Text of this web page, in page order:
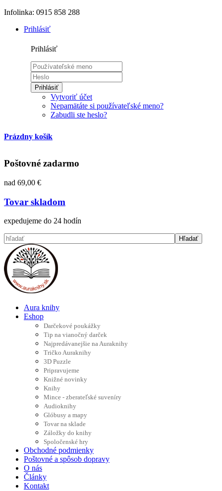
Infolinka: 0915 858 288
Prihlásiť
Prihlásiť
Prihlásiť
Vytvoriť účet
Nepamätáte si používateľské meno?
Zabudli ste heslo?
Prázdny košík
Poštovné zadarmo
nad 69,00 €
Tovar skladom
expedujeme do 24 hodín
Aura knihy
Eshop
Darčekové poukážky
Tip na vianočný darček
Najpredávanejšie na Auraknihy
Tričko Auraknihy
3D Puzzle
Pripravujeme
Knižné novinky
Knihy
Mince - zberateľské suveníry
Audioknihy
Glóbusy a mapy
Tovar na sklade
Záložky do knihy
Spoločenské hry
Obchodné podmienky
Poštovné a spôsob dopravy
O nás
Články
Kontakt